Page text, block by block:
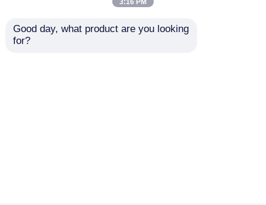
रंग पहनने-प्रतिरोधी सक्शन व्हील रबर व्हील
3:16 PM
Good day, what product are you looking
for?